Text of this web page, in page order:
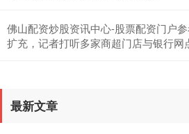
佛山配资炒股资讯中心-股票配资门户
扩充，记者打听多家商超门店与银行网
最新文章